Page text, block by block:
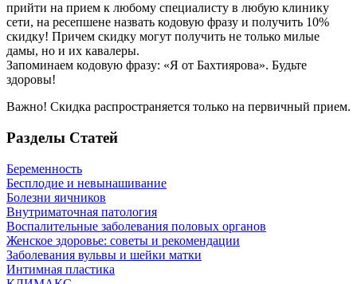
прийти на прием к любому специалисту в любую клинику
сети, на ресепшене назвать кодовую фразу и получить 10%
скидку! Причем скидку могут получить не только милые
дамы, но и их кавалеры.
Запоминаем кодовую фразу: «Я от Бахтиярова». Будьте
здоровы!
Важно! Скидка распространяется только на первичный прием.
Разделы Статей
Беременность
Бесплодие и невынашивание
Болезни яичников
Внутриматочная патология
Воспалительные заболевания половых органов
Женское здоровье: советы и рекомендации
Заболевания вульвы и шейки матки
Интимная пластика